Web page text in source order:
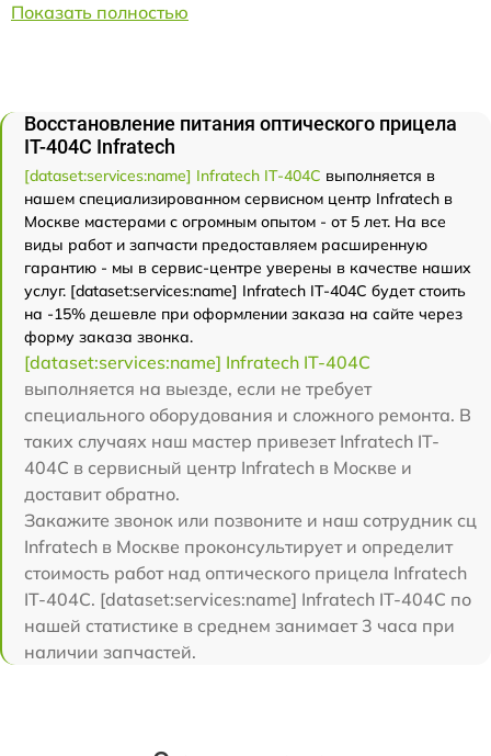
Показать полностью
Восстановление питания оптического прицела
IT-404C Infratech
[dataset:services:name] Infratech IT-404C выполняется в
нашем специализированном сервисном центр Infratech в
Москве мастерами с огромным опытом - от 5 лет. На все
виды работ и запчасти предоставляем расширенную
гарантию - мы в сервис-центре уверены в качестве наших
услуг. [dataset:services:name] Infratech IT-404C будет стоить
на -15% дешевле при оформлении заказа на сайте через
форму заказа звонка.
[dataset:services:name] Infratech IT-404C
выполняется на выезде, если не требует
специального оборудования и сложного ремонта. В
таких случаях наш мастер привезет Infratech IT-
404C в сервисный центр Infratech в Москве и
доставит обратно.
Закажите звонок или позвоните и наш сотрудник сц
Infratech в Москве проконсультирует и определит
стоимость работ над оптического прицела Infratech
IT-404C. [dataset:services:name] Infratech IT-404C по
нашей статистике в среднем занимает 3 часа при
наличии запчастей.